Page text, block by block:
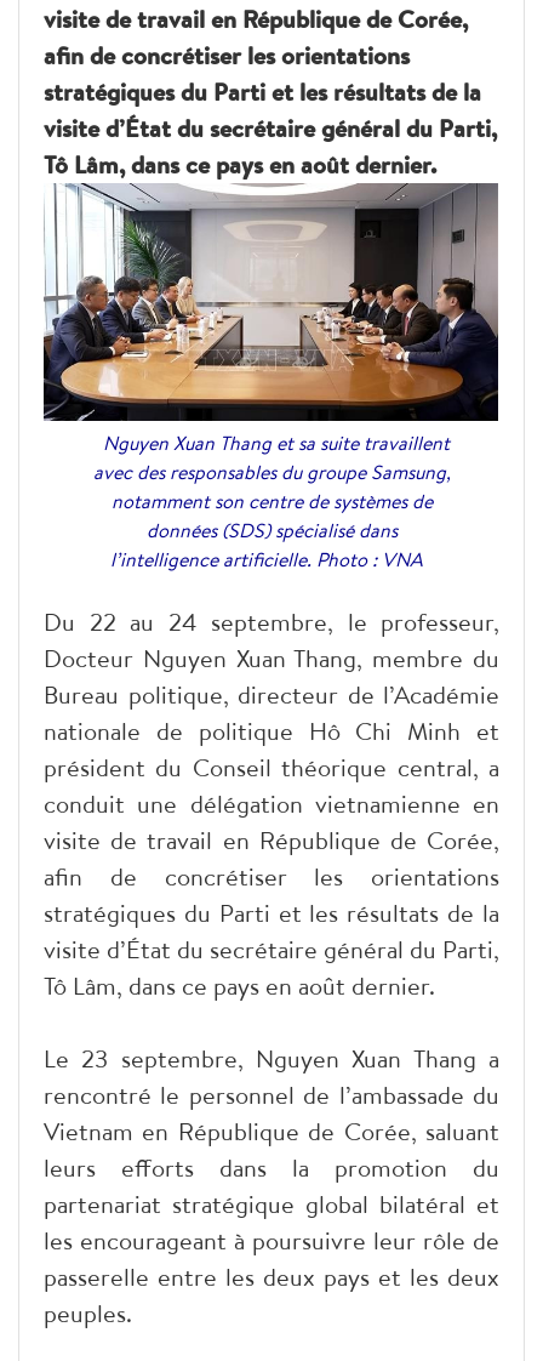
visite de travail en République de Corée,
afin de concrétiser les orientations
stratégiques du Parti et les résultats de la
visite d’État du secrétaire général du Parti,
Tô Lâm, dans ce pays en août dernier.
Nguyen Xuan Thang et sa suite travaillent
avec des responsables du groupe Samsung,
notamment son centre de systèmes de
données (SDS) spécialisé dans
l’intelligence artificielle. Photo : VNA
Du 22 au 24 septembre, le professeur,
Docteur Nguyen Xuan Thang, membre du
Bureau politique, directeur de l’Académie
nationale de politique Hô Chi Minh et
président du Conseil théorique central, a
conduit une délégation vietnamienne en
visite de travail en République de Corée,
afin de concrétiser les orientations
stratégiques du Parti et les résultats de la
visite d’État du secrétaire général du Parti,
Tô Lâm, dans ce pays en août dernier.
Le 23 septembre, Nguyen Xuan Thang a
rencontré le personnel de l’ambassade du
Vietnam en République de Corée, saluant
leurs efforts dans la promotion du
partenariat stratégique global bilatéral et
les encourageant à poursuivre leur rôle de
passerelle entre les deux pays et les deux
peuples.